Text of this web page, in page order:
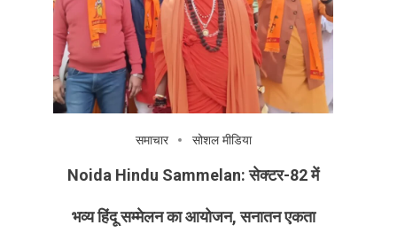
समाचार सोशल मीडिया
Noida Hindu Sammelan: सेक्टर-82 में
भव्य हिंदू सम्मेलन का आयोजन, सनातन एकता